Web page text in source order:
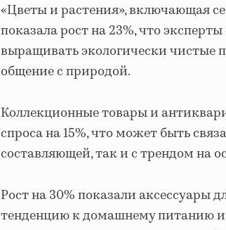
«Цветы и растения», включающая
показала рост на 23%, что
выращивать экологически чистые
общение с природой.
Коллекционные товары и
спроса на 15%, что может быть
составляющей, так и с трендом на
Рост на 30% показали аксессуары
тенденцию к домашнему питанию